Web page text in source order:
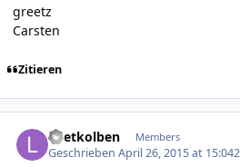
greetz
Carsten
Zitieren
Loetkolben Members
GeschriebenApril 26, 2015 at 15:04